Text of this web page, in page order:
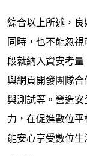
綜合以上所述，良
同時，也不能忽
段就納入資安考
與網頁開發團隊
與測試等。營造
力，在促進數位
能安心享受數位生